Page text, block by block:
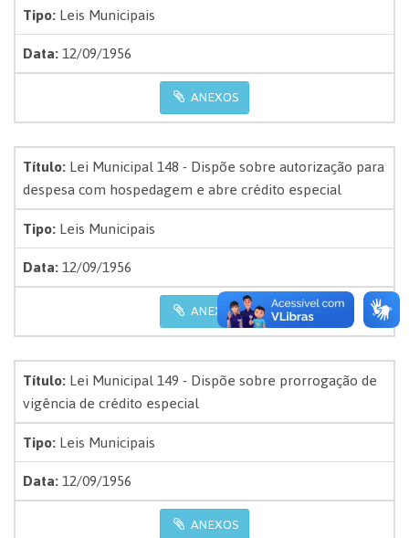
Tipo:Leis Municipais
Data:12/09/1956
ANEXOS
Título:Lei Municipal 148 - Dispõe sobre autorização para
despesa com hospedagem e abre crédito especial
Tipo:Leis Municipais
Data:12/09/1956
ANEXOS
Título:Lei Municipal 149 - Dispõe sobre prorrogação de
vigência de crédito especial
Tipo:Leis Municipais
Data:12/09/1956
ANEXOS